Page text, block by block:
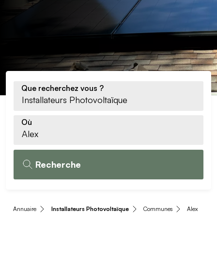
Que recherchez vous ?
Où
Recherche
Annuaire Installateurs Photovoltaïque Communes Alex